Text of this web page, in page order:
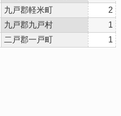
九戸郡軽米町
2
九戸郡九戸村
1
二戸郡一戸町 1